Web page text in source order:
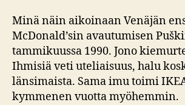
Minä näin aikoinaan Venäjän
McDonald’sin avautumisen
tammikuussa 1990. Jono
Ihmisiä veti uteliaisuus, halu
länsimaista. Sama imu toimi
kymmenen vuotta myöhemmin.